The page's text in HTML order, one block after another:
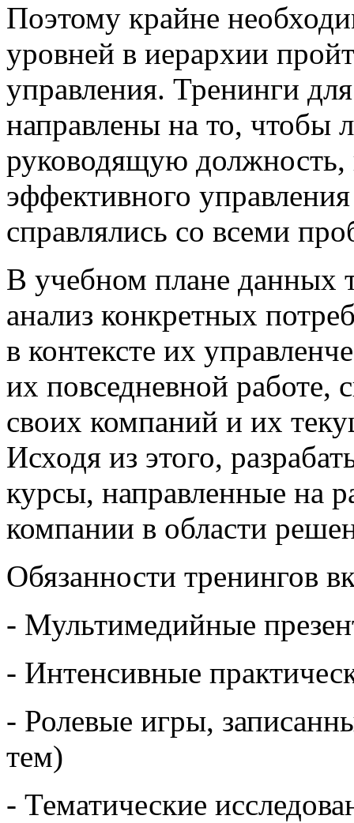
Поэтому крайне
уровней в иерархии
управления. Тренинги
направлены на то,
руководящую должность,
эффективного
справлялись со всеми
В учебном плане данных
анализ конкретных
в контексте их
их повседневной работе,
своих компаний и их
Исходя из этого,
курсы, направленные на
компании в области
Обязанности тренингов
- Мультимедийные
- Интенсивные
- Ролевые игры,
тем)
- Тематические